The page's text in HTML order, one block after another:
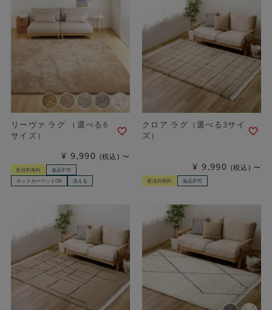
リーヴァ ラグ （選べる6
サイズ）
¥ 9,990 税込 〜
配送料無料
返品不可
ホットカーペットOK
洗える
クロア ラグ（選べる3サイ
ズ）
¥ 9,990 税込 〜
配送料無料 返品不可